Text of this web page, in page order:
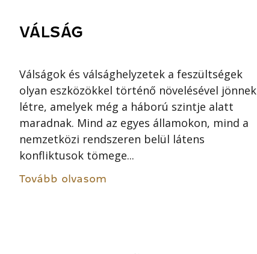
VÁLSÁG
Válságok és válsághelyzetek a feszültségek
olyan eszközökkel történő növelésével jönnek
létre, amelyek még a háború szintje alatt
maradnak. Mind az egyes államokon, mind a
nemzetközi rendszeren belül látens
konfliktusok tömege...
Tovább olvasom